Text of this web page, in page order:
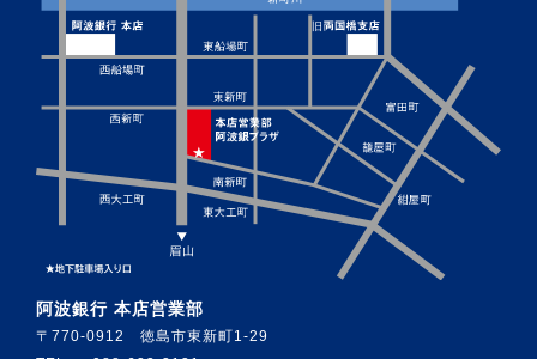
阿波銀行 本店営業部
〒770-0912 徳島市東新町1-29